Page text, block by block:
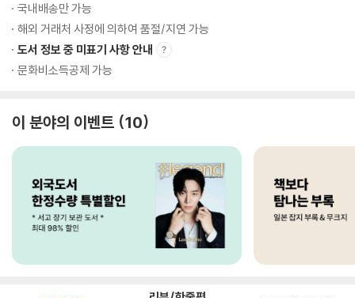
국내배송만 가능
해외 거래처 사정에 의하여 품절/지연 가능
도서 정보 중 미표기 사항 안내
문화비소득공제 가능
이 분야의 이벤트 10